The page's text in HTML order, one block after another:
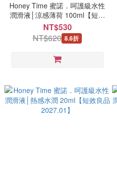
Honey Time 蜜諾．呵護級水性
潤滑液│涼感薄荷 100ml【短效
良品 2027.01】
NT$530
NT$620 8.6折